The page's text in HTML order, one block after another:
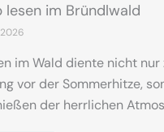
lesen im Bründlwald
im Wald diente nicht nur
vor der Sommerhitze,
der herrlichen